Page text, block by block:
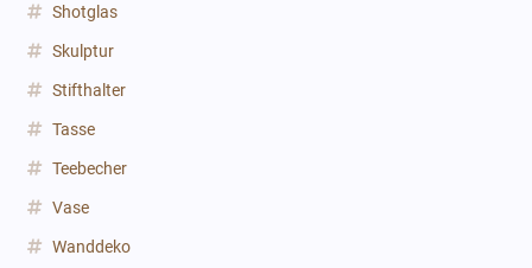
Shotglas
Skulptur
Stifthalter
Tasse
Teebecher
Vase
Wanddeko